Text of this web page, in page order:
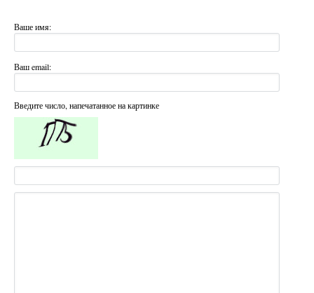
Ваше имя:
Ваш email:
Введите число, напечатанное на картинке